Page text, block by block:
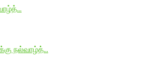
நல்வாழ்த்…